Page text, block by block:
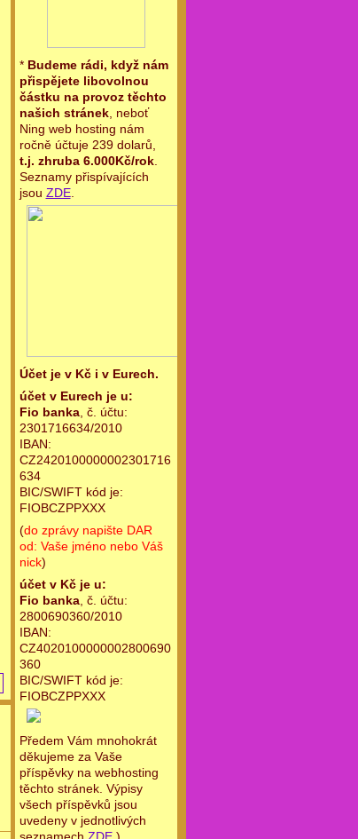
* Budeme rádi, když nám
přispějete libovolnou
částku na provoz těchto
našich stránek, neboť
Ning web hosting nám
ročně účtuje 239 dolarů,
t.j. zhruba 6.000Kč/rok.
Seznamy přispívajících
jsou ZDE.
Účet je v Kč i v Eurech.
účet v Eurech je u:
Fio banka, č. účtu:
2301716634/2010
IBAN:
CZ2420100000002301716
634
BIC/SWIFT kód je:
FIOBCZPPXXX
(do zprávy napište DAR
od: Vaše jméno nebo Váš
nick)
účet v Kč je u:
Fio banka, č. účtu:
2800690360/2010
IBAN:
CZ4020100000002800690
360
BIC/SWIFT kód je:
FIOBCZPPXXX
Předem Vám mnohokrát
děkujeme za Vaše
příspěvky na webhosting
těchto stránek. Výpisy
všech příspěvků jsou
uvedeny v jednotlivých